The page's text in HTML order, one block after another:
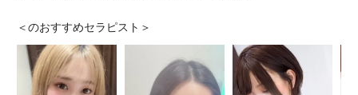
＜のおすすめセラピスト＞